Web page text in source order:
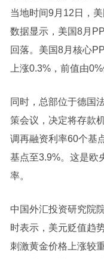
当地时间9月12日，
数据显示，美国8月
回落。美国8月核心
上涨0.3%，前值由
同时，总部位于德国
策会议，决定将存款
调再融资利率60个基
基点至3.9%。这是欧
率。
中国外汇投资研究院
时表示，美元贬值趋
刺激黄金价格上涨较